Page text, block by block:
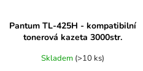
Pantum TL-425H - kompatibilní
tonerová kazeta 3000str.
Skladem (>10 ks)